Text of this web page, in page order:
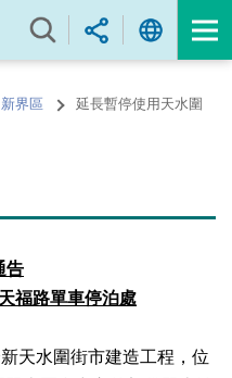
新界區
延長暫停使用天水圍
告
福路單車停泊處
天水圍街市建造工程，位